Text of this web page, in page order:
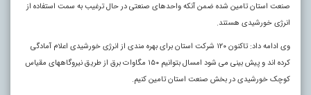
صنعت استان تامین شده ضمن آنکه واحدهای صنعتی در حال ترغیب به سمت استفاده از
انرژی خورشیدی هستند.
وی ادامه داد: تاکنون ۱۲۰ شرکت استان برای بهره مندی از انرژی خورشیدی اعلام آمادگی
کرده اند و پیش بینی می شود امسال بتوانیم ۱۵۰ مگاوات برق از طریق نیروگاههای مقیاس
کوچک خورشیدی در بخش صنعت استان تامین کنیم.